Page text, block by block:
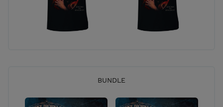
BUNDLE